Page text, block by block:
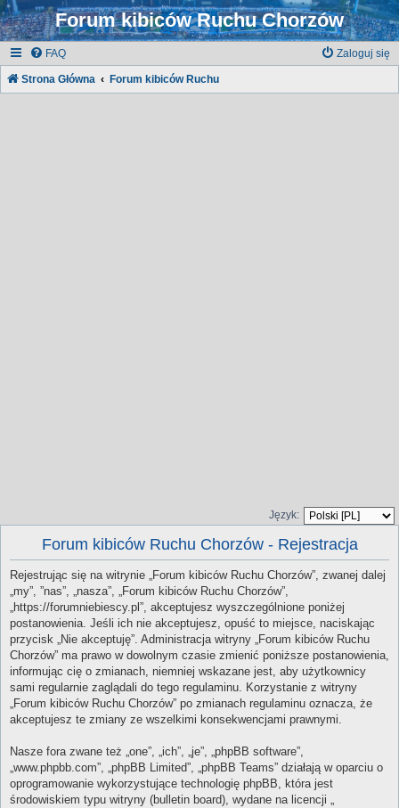
Forum kibiców Ruchu Chorzów
FAQ Zaloguj się
Strona Główna Forum kibiców Ruchu
Język:
Forum kibiców Ruchu Chorzów - Rejestracja
Rejestrując się na witrynie „Forum kibiców Ruchu Chorzów”, zwanej dalej
„my”, ”nas”, „nasza”, „Forum kibiców Ruchu Chorzów”,
„https://forumniebiescy.pl”, akceptujesz wyszczególnione poniżej
postanowienia. Jeśli ich nie akceptujesz, opuść to miejsce, naciskając
przycisk „Nie akceptuję”. Administracja witryny „Forum kibiców Ruchu
Chorzów” ma prawo w dowolnym czasie zmienić poniższe postanowienia,
informując cię o zmianach, niemniej wskazane jest, aby użytkownicy
sami regularnie zaglądali do tego regulaminu. Korzystanie z witryny
„Forum kibiców Ruchu Chorzów” po zmianach regulaminu oznacza, że
akceptujesz te zmiany ze wszelkimi konsekwencjami prawnymi.
Nasze fora zwane też „one”, „ich”, „je”, „phpBB software”,
„www.phpbb.com”, „phpBB Limited”, „phpBB Teams” działają w oparciu o
oprogramowanie wykorzystujące technologię phpBB, która jest
środowiskiem typu witryny (bulletin board), wydane na licencji „